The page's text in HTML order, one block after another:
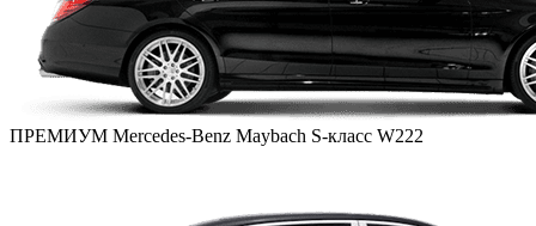
ПРЕМИУМ Mercedes-Benz Maybach S-класс W222